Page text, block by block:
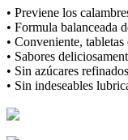
• Previene los
• Formula balanceada
• Conveniente,
• Sabores
• Sin azúcares
• Sin indeseables